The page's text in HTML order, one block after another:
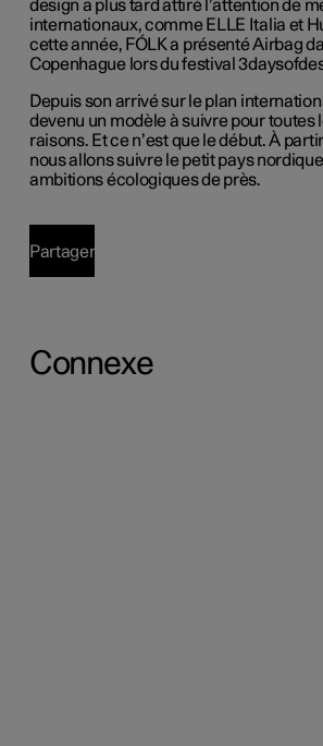
design a plus tard attiré l’attention de
internationaux, comme ELLE Italia et
cette année, FÓLK a présenté Airbag
Copenhague lors du festival
Depuis son arrivé sur le plan
devenu un modèle à suivre pour toutes
raisons. Et ce n’est que le début.À
nous allons suivre le petit pays
ambitions écologiques de près.
Partager
Connexe